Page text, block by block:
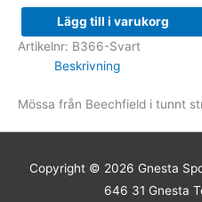
Lägg till i varukorg
Artikelnr: B366-Svart
Beskrivning
Mössa från Beechfield i tunnt
Copyright © 2026 Gnesta
646 31 Gnesta